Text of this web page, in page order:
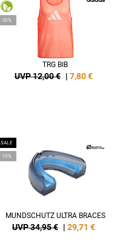
-35%
TRG BIB
UVP 12,00 € | 7,80€
SALE
-15%
MUNDSCHUTZ ULTRA BRACES
UVP 34,95 € | 29,71 €